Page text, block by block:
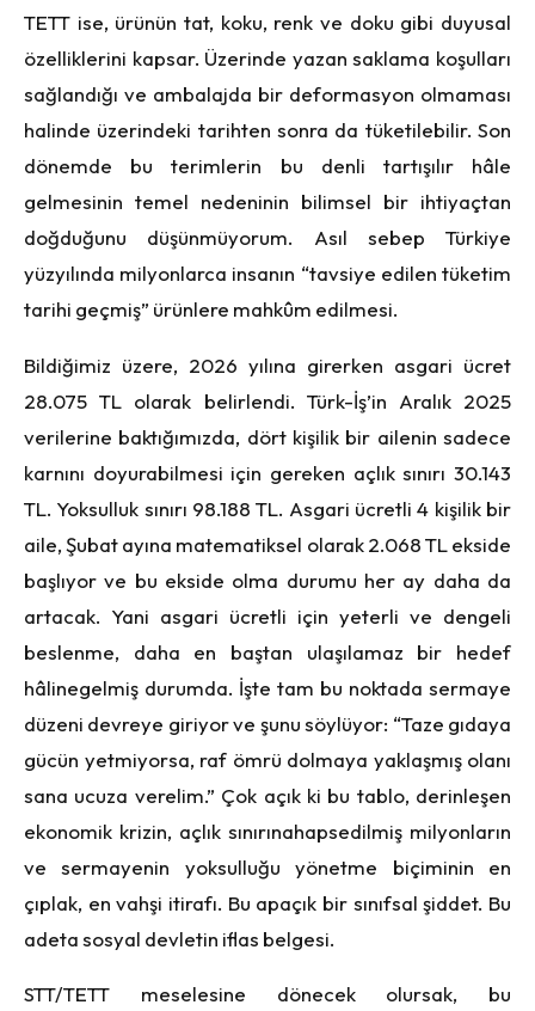
TETT ise, ürünün tat, koku, renk ve doku gibi duyusal
özelliklerini kapsar. Üzerinde yazan saklama koşulları
sağlandığı ve ambalajda bir deformasyon olmaması
halinde üzerindeki tarihten sonra da tüketilebilir. Son
dönemde bu terimlerin bu denli tartışılır hâle
gelmesinin temel nedeninin bilimsel bir ihtiyaçtan
doğduğunu düşünmüyorum. Asıl sebep Türkiye
yüzyılında milyonlarca insanın “tavsiye edilen tüketim
tarihi geçmiş” ürünlere mahkûm edilmesi.
Bildiğimiz üzere, 2026 yılına girerken asgari ücret
28.075 TL olarak belirlendi. Türk-İş’in Aralık 2025
verilerine baktığımızda, dört kişilik bir ailenin sadece
karnını doyurabilmesi için gereken açlık sınırı 30.143
TL. Yoksulluk sınırı 98.188 TL. Asgari ücretli 4 kişilik bir
aile, Şubat ayına matematiksel olarak 2.068 TL ekside
başlıyor ve bu ekside olma durumu her ay daha da
artacak. Yani asgari ücretli için yeterli ve dengeli
beslenme, daha en baştan ulaşılamaz bir hedef
hâlinegelmiş durumda. İşte tam bu noktada sermaye
düzeni devreye giriyor ve şunu söylüyor: “Taze gıdaya
gücün yetmiyorsa, raf ömrü dolmaya yaklaşmış olanı
sana ucuza verelim.” Çok açık ki bu tablo, derinleşen
ekonomik krizin, açlık sınırınahapsedilmiş milyonların
ve sermayenin yoksulluğu yönetme biçiminin en
çıplak, en vahşi itirafı. Bu apaçık bir sınıfsal şiddet. Bu
adeta sosyal devletin iflas belgesi.
STT/TETT meselesine dönecek olursak, bu